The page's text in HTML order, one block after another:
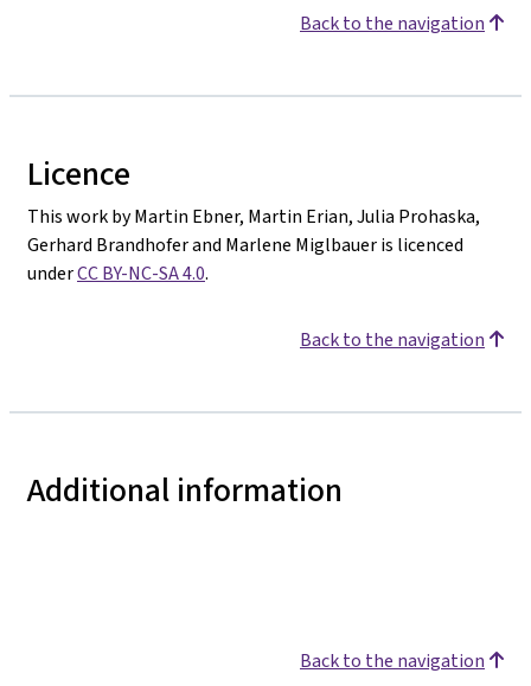
Back to the navigation
Licence
This work by Martin Ebner, Martin Erian, Julia Prohaska,
Gerhard Brandhofer and Marlene Miglbauer is licenced
underCC BY-NC-SA 4.0.
Back to the navigation
Additional information
Back to the navigation